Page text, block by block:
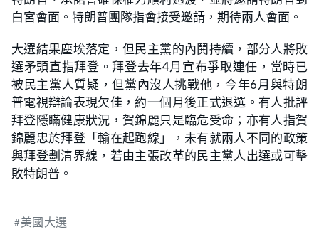
白宮會面。特朗普團隊指會接受邀請，期待兩人會面。
大選結果塵埃落定，但民主黨的內鬨持續，部分人將敗
選矛頭直指拜登。拜登去年4月宣布爭取連任，當時已
被民主黨人質疑，但黨內沒人挑戰他，今年6月與特朗
普電視辯論表現欠佳，約一個月後正式退選。有人批評
拜登隱瞞健康狀況，賀錦麗只是臨危受命；亦有人指賀
錦麗忠於拜登「輸在起跑線」，未有就兩人不同的政策
與拜登劃清界線，若由主張改革的民主黨人出選或可擊
敗特朗普。
美國大選